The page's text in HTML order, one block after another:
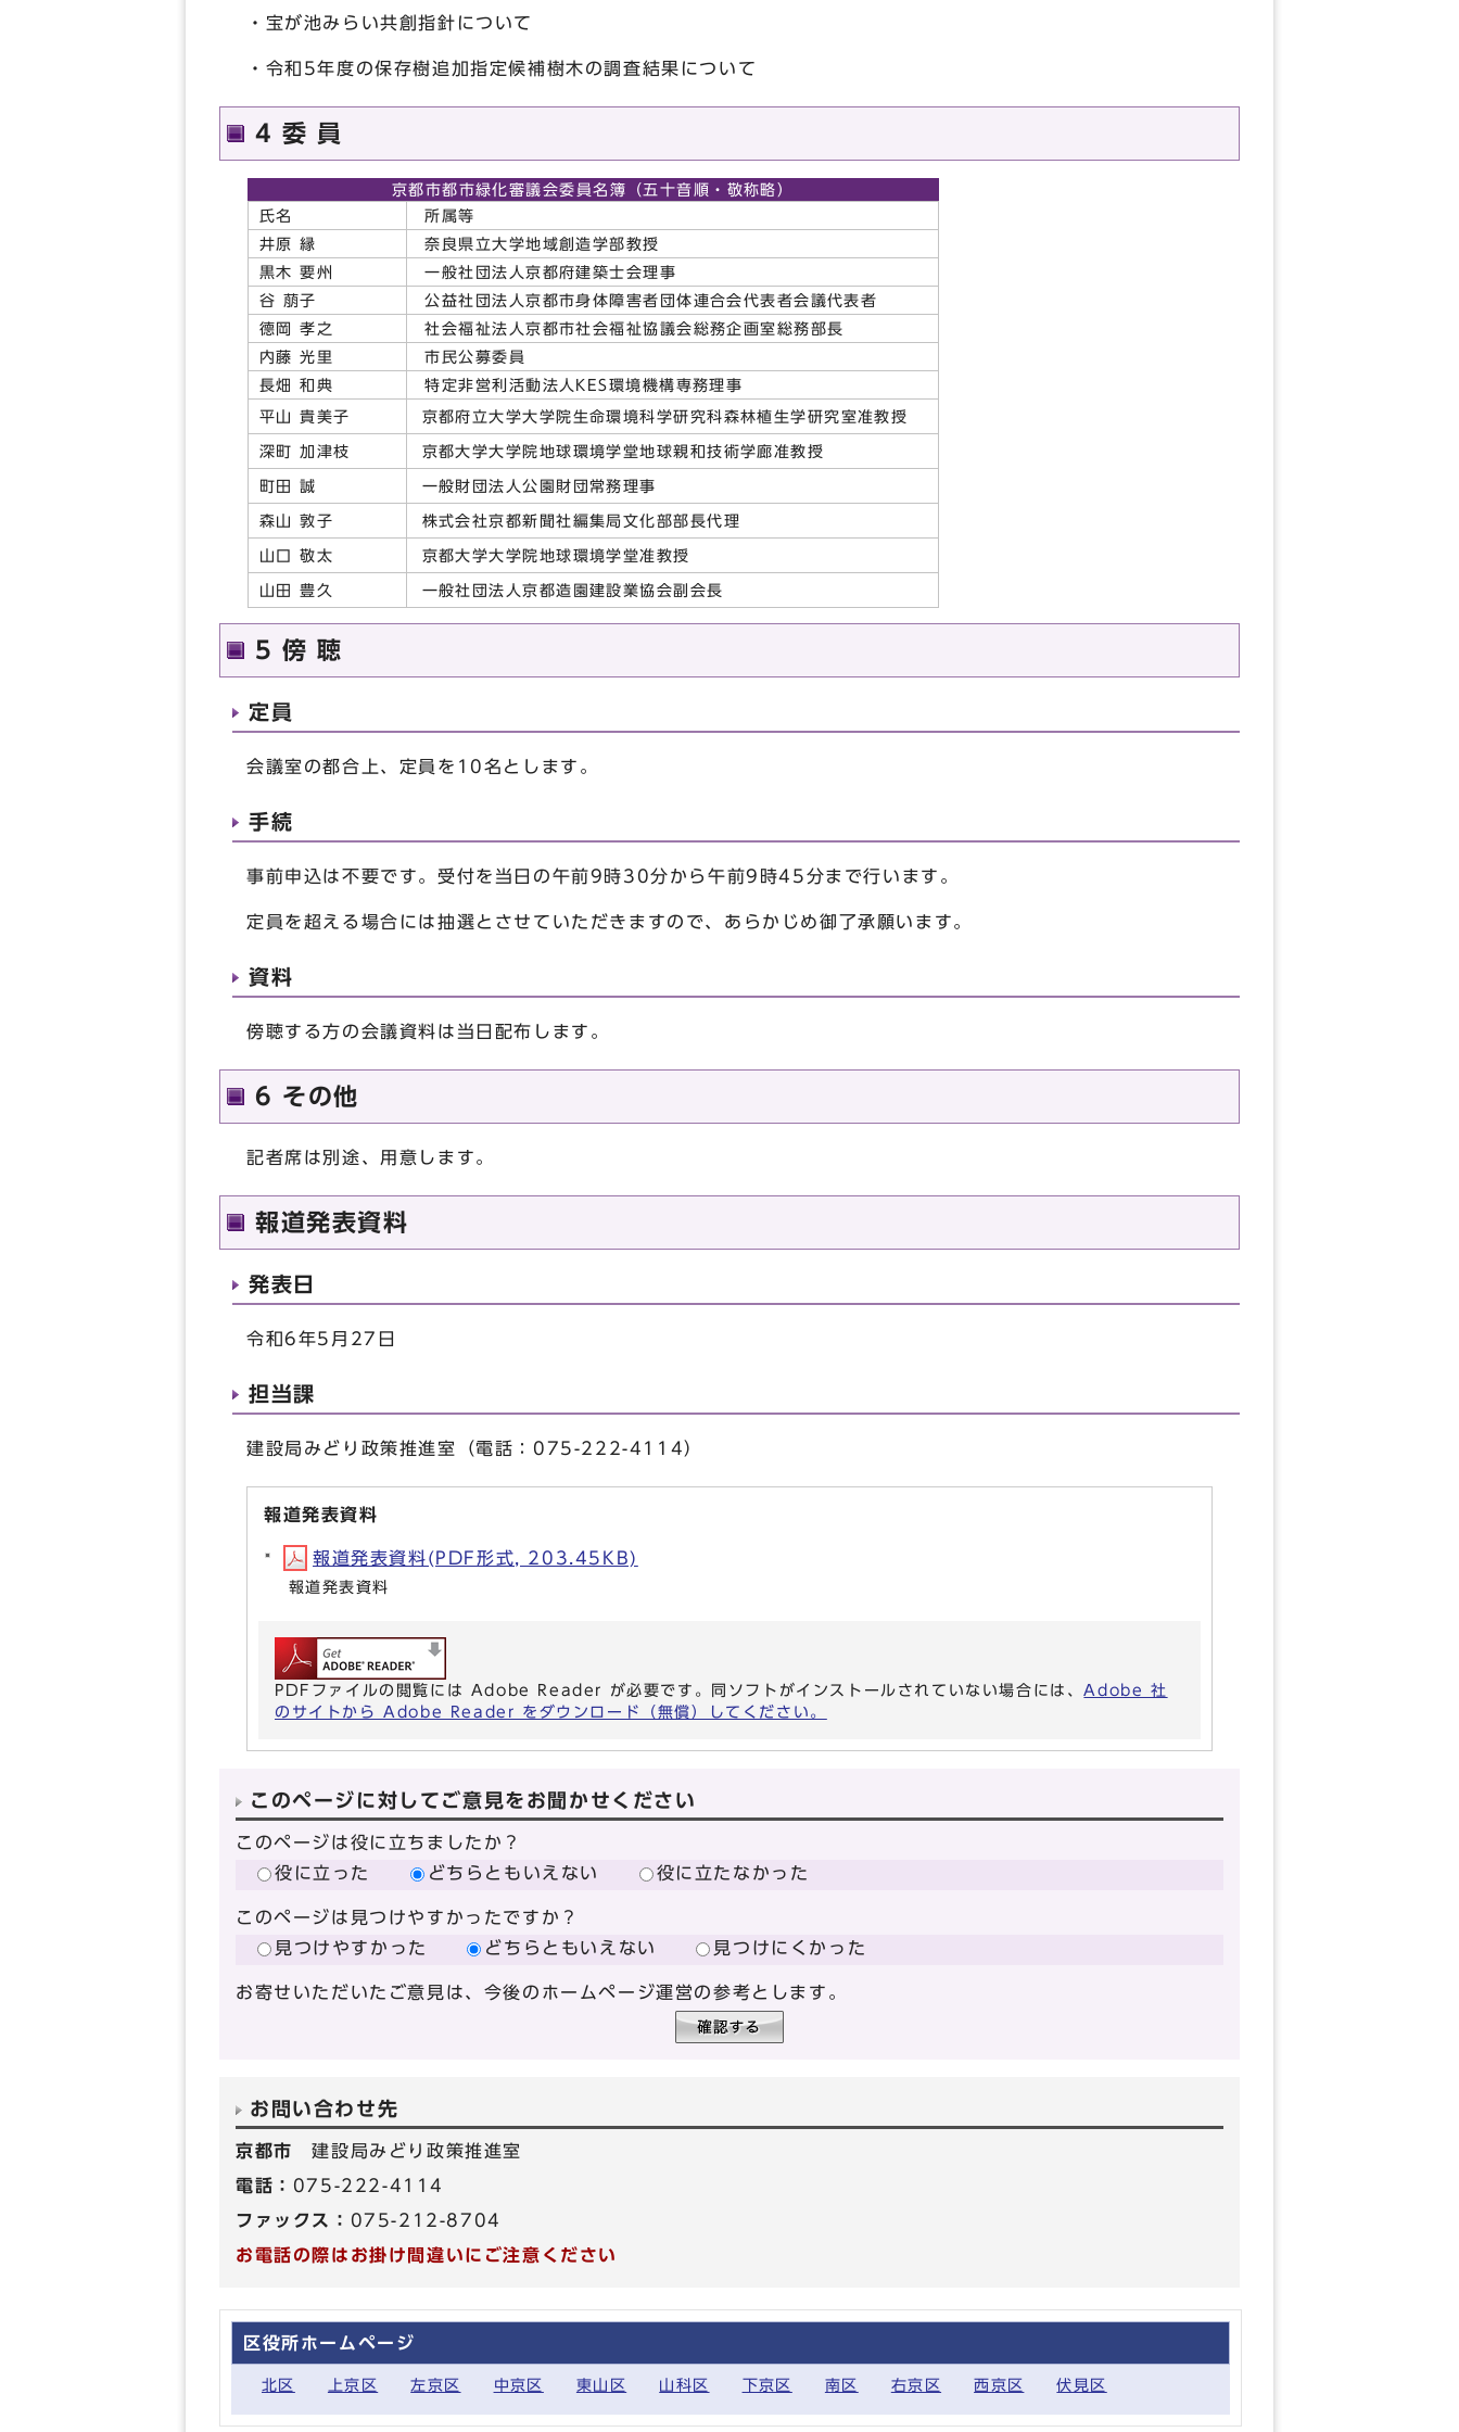
・宝が池みらい共創指針について
・令和5年度の保存樹追加指定候補樹木の調査結果について
4 委 員
京都市都市緑化審議会委員名簿（五十音順・敬称略）
氏名
所属等
井原 縁
奈良県立大学地域創造学部教授
黒木 要州
一般社団法人京都府建築士会理事
谷 萠子
公益社団法人京都市身体障害者団体連合会代表者会議代表者
德岡 孝之
社会福祉法人京都市社会福祉協議会総務企画室総務部長
内藤 光里
市民公募委員
長畑 和典
特定非営利活動法人KES環境機構専務理事
平山 貴美子
京都府立大学大学院生命環境科学研究科森林植生学研究室准教授
深町 加津枝 京都大学大学院地球環境学堂地球親和技術学廊准教授
町田 誠 一般財団法人公園財団常務理事
森山 敦子 株式会社京都新聞社編集局文化部部長代理
山口 敬太 京都大学大学院地球環境学堂准教授
山田 豊久 一般社団法人京都造園建設業協会副会長
5 傍 聴
定員
会議室の都合上、定員を10名とします。
手続
事前申込は不要です。受付を当日の午前9時30分から午前9時45分まで行います。
定員を超える場合には抽選とさせていただきますので、あらかじめ御了承願います。
資料
傍聴する方の会議資料は当日配布します。
6 その他
記者席は別途、用意します。
報道発表資料
発表日
令和6年5月27日
担当課
建設局みどり政策推進室（電話：075-222-4114）
報道発表資料
報道発表資料(PDF形式, 203.45KB)
報道発表資料
PDFファイルの閲覧には Adobe Reader が必要です。同ソフトがインストールされていない場合には、Adobe 社
のサイトから Adobe Reader をダウンロード（無償）してください。
このページに対してご意見をお聞かせください
このページは役に立ちましたか？
役に立った
どちらともいえない 役に立たなかった
このページは見つけやすかったですか？
見つけやすかった
どちらともいえない 見つけにくかった
お寄せいただいたご意見は、今後のホームページ運営の参考とします。
お問い合わせ先
京都市建設局みどり政策推進室
電話： 075-222-4114
ファックス： 075-212-8704
お電話の際はお掛け間違いにご注意ください
区役所ホームページ
北区 上京区 左京区 中京区 東山区 山科区 下京区 南区 右京区 西京区 伏見区